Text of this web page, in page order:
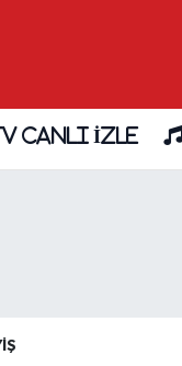
CANLI İZLE